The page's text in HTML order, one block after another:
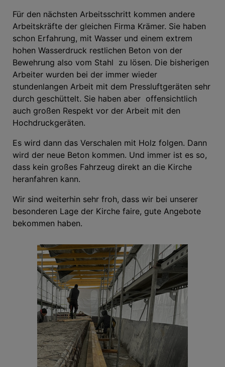
Für den nächsten Arbeitsschritt kommen andere
Arbeitskräfte der gleichen Firma Krämer. Sie haben
schon Erfahrung, mit Wasser und einem extrem
hohen Wasserdruck restlichen Beton von der
Bewehrung also vom Stahl zu lösen. Die bisherigen
Arbeiter wurden bei der immer wieder
stundenlangen Arbeit mit dem Pressluftgeräten sehr
durch geschüttelt. Sie haben aber offensichtlich
auch großen Respekt vor der Arbeit mit den
Hochdruckgeräten.
Es wird dann das Verschalen mit Holz folgen. Dann
wird der neue Beton kommen. Und immer ist es so,
dass kein großes Fahrzeug direkt an die Kirche
heranfahren kann.
Wir sind weiterhin sehr froh, dass wir bei unserer
besonderen Lage der Kirche faire, gute Angebote
bekommen haben.